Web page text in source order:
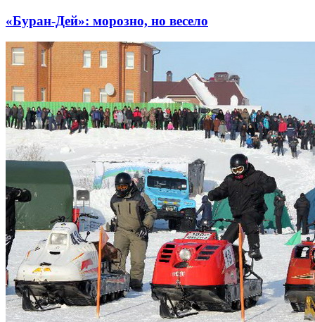
«Буран-Дей»: морозно, но весело